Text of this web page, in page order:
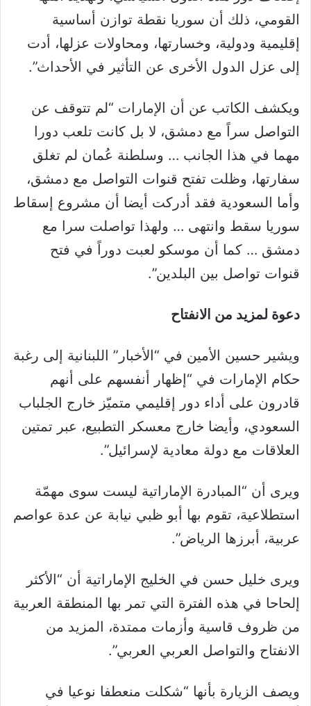
القومي، ذلك أن سوريا نقطة توازن أساسية
إقليمية ودولية، وخسارتها، ومحاولات عزلها، أدت
إلى عزل الدول الأخرى عن التأثير في الأحداث”.
ويكشف الكاتب عن أن الإمارات “لم تتوقف عن
التواصل سراً مع دمشق، لا بل كانت تلعب دورا
مهما في هذا الجانب … وسلطنة عُمان لم تغلق
سفارتها، وظلت تفتح قنوات التواصل مع دمشق،
وأما السعودية فقد أدركت أيضا أن مشروع إسقاط
سوريا سقط وانتهى … ولهذا تواصلت سرا مع
دمشق … كما أن موسكو لعبت دوراً في فتح
قنوات تواصل بين البلدين”.
دعوة لمزيد من الانفتاح
ويشير حسين الأمين في “الأخبار” اللبنانية إلى رغبة
حكام الإمارات في “إظهار أنفسهم على أنهم
قادرون على أداء دور إقليمي متميّز خارج الجلباب
السعودي، وأيضا خارج معسكر التطبيع، عبر تمتين
العلاقات مع دولة معادية لإسرائيل”.
ويرى أن “المبادرة الإماراتية ليست سوى مهمّة
استطلاعية، تقوم بها أبو ظبي نيابة عن عدة عواصم
عربية، أبرزها الرياض”.
ويرى خليل حسن في الخليج الإماراتية أن “الأكثر
إلحاحا في هذه الفترة التي تمر بها المنطقة العربية
من ظروف قاسية وأزمات ممتدة، المزيد من
الانفتاح والتواصل العربي العربي”.
ويصف الزيارة بأنها “شكلت منعطفا نوعيا في